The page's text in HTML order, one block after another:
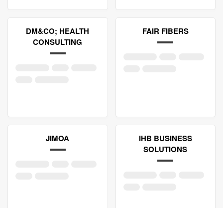
DM&CO; HEALTH
CONSULTING
FAIR FIBERS
JIMOA
IHB BUSINESS
SOLUTIONS